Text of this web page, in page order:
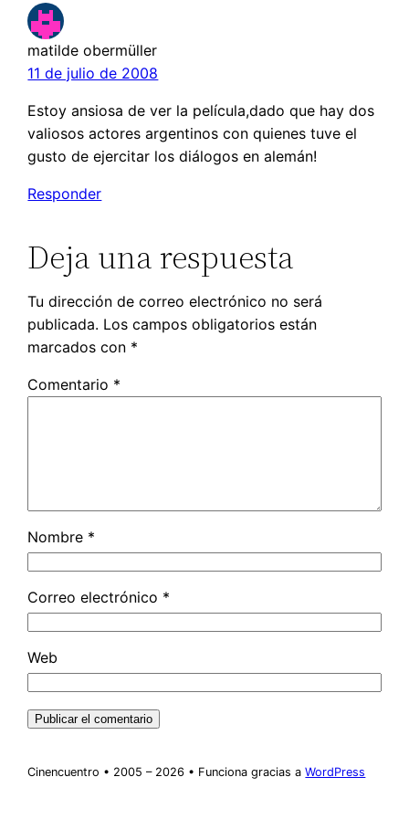
matilde obermüller
11 de julio de 2008
Estoy ansiosa de ver la película,dado que hay dos
valiosos actores argentinos con quienes tuve el
gusto de ejercitar los diálogos en alemán!
Responder
Deja una respuesta
Tu dirección de correo electrónico no será
publicada. Los campos obligatorios están
marcados con *
Comentario *
Nombre *
Correo electrónico *
Web
Cinencuentro • 2005 – 2026 • Funciona gracias aWordPress